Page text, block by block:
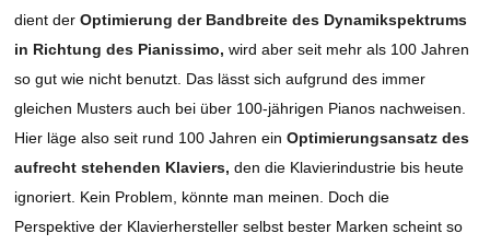
dient derOptimierung der Bandbreite des Dynamikspektrums
in Richtung des Pianissimo, wird aber seit mehr als 100 Jahren
so gut wie nicht benutzt. Das lässt sich aufgrund des immer
gleichen Musters auch bei über 100-jährigen Pianos nachweisen.
Hier läge also seit rund 100 Jahren einOptimierungsansatz des
aufrecht stehenden Klaviers, den die Klavierindustrie bis heute
ignoriert. Kein Problem, könnte man meinen. Doch die
Perspektive der Klavierhersteller selbst bester Marken scheint so